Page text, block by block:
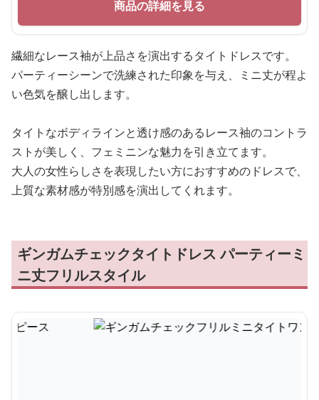
商品の詳細を見る
繊細なレース袖が上品さを演出するタイトドレスです。
パーティーシーンで洗練された印象を与え、ミニ丈が程よ
い色気を醸し出します。
タイトなボディラインと透け感のあるレース袖のコントラ
ストが美しく、フェミニンな魅力を引き立てます。
大人の女性らしさを表現したい方におすすめのドレスで、
上質な素材感が特別感を演出してくれます。
ギンガムチェックタイトドレス パーティーミ
ニ丈フリルスタイル